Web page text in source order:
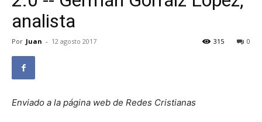
analista
Por Juan - 12 agosto 2017 0
315
Enviado a la página web de Redes Cristianas